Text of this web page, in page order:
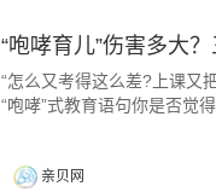
“咆哮育儿”伤害多大
“怎么又考得这么差?上课又
“咆哮”式教育语句你是否觉
亲贝网